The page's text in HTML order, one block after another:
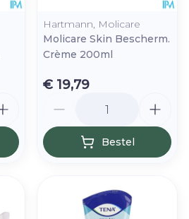
Hartmann, Molicare
Molicare Skin Bescherm.
Crème 200ml
€ 19,79
Bestel